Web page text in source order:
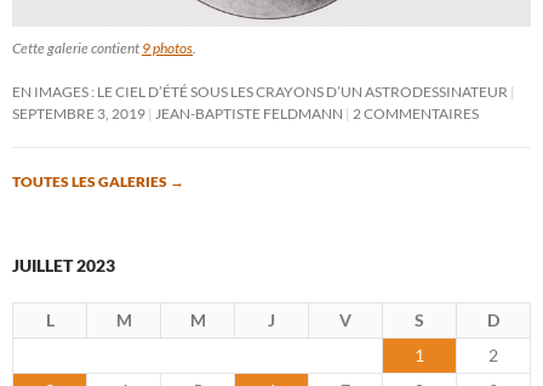
Cette galerie contient 9 photos
EN IMAGES : LE CIEL D’ÉTÉ SOUS LES CRAYONS D’UN ASTRODESSINATEUR
SEPTEMBRE 3, 2019
JEAN-BAPTISTE FELDMANN 2 COMMENTAIRES
TOUTES LES GALERIES →
JUILLET 2023
L M M J V S
D
1
2